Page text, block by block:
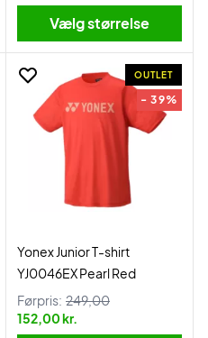
Vælg størrelse
OUTLET
- 39%
Yonex Junior T-shirt
YJ0046EX Pearl Red
Førpris: 249,00
152,00 kr.